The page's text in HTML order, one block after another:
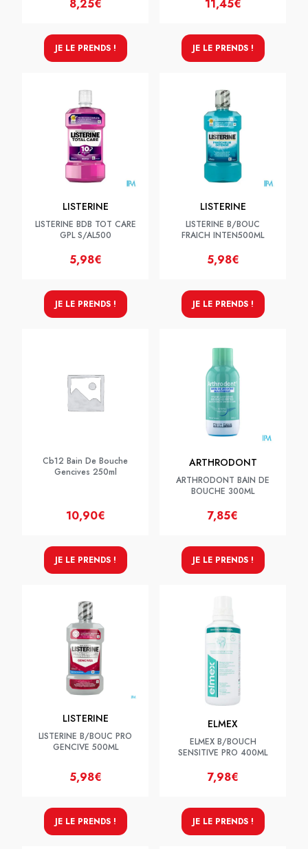
8,25€
JE LE PRENDS !
11,45€
JE LE PRENDS !
LISTERINE
LISTERINE BDB TOT CARE
GPL S/AL500
5,98€
JE LE PRENDS !
LISTERINE
LISTERINE B/BOUC
FRAICH INTEN500ML
5,98€
JE LE PRENDS !
Cb12 Bain De Bouche
Gencives 250ml
10,90€
JE LE PRENDS !
ARTHRODONT
ARTHRODONT BAIN DE
BOUCHE 300ML
7,85€
JE LE PRENDS !
LISTERINE
LISTERINE B/BOUC PRO
GENCIVE 500ML
5,98€
JE LE PRENDS !
ELMEX
ELMEX B/BOUCH
SENSITIVE PRO 400ML
7,98€
JE LE PRENDS !